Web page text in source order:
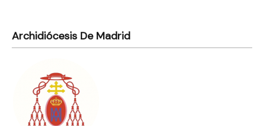
Archidiócesis De Madrid